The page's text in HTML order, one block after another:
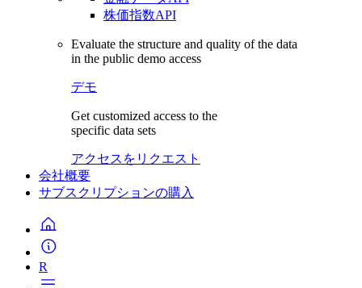
株価指数API
Evaluate the structure and quality of the data
in the public demo access
デモ
Get customized access to the
specific data sets
アクセスをリクエスト
会社概要
サブスクリプションの購入
R